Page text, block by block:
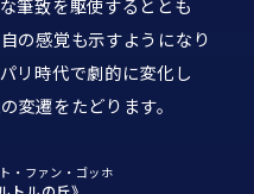
の感覚も示すようになり
リ時代で劇的に変化し
変遷をたどります。
・ファン・ゴッホ